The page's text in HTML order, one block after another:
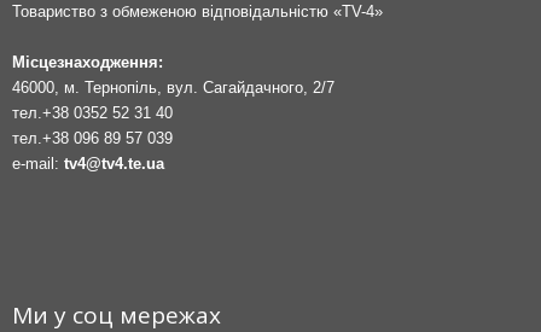
Товариство з обмеженою відповідальністю «TV-4»
Місцезнаходження:
46000, м. Тернопіль, вул. Сагайдачного, 2/7
тел. +38 0352 52 31 40
тел. +38 096 89 57 039
e-mail: tv4@tv4.te.ua
Ми у соц мережах